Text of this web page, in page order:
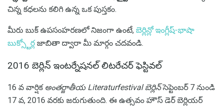
చిన్న కధలను కలిగి ఉన్న ఒక పుస్తకం.
మీరు బుక్ ఉపసంహరణలో నిజంగా ఉంటే, బెర్లిన్లో ఇంగ్లీష్-భాషా
బుక్స్టోర్లజాబితా ద్వారా మీ మార్గం చదవండి.
2016 బెర్లిన్ ఇంటర్నేషనల్ లిటరేచర్ ఫెస్టివల్
16 వ వార్షిక అంతర్జాతీయ Literaturfestival బెర్లిన్సెప్టెంబర్ 7 నుండి
17 వ, 2016 వరకు జరుగుతుంది. ఈ ఉత్సవం హౌస్ డెర్ బెర్లియర్